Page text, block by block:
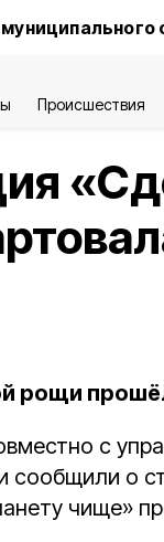
Происшествия
рощи
с
сообщили о
чище»